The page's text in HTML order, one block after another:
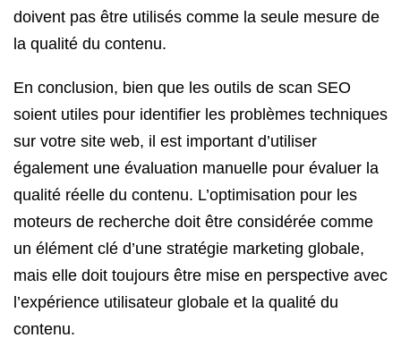
doivent pas être utilisés comme la seule mesure de
la qualité du contenu.
En conclusion, bien que les outils de scan SEO
soient utiles pour identifier les problèmes techniques
sur votre site web, il est important d’utiliser
également une évaluation manuelle pour évaluer la
qualité réelle du contenu. L’optimisation pour les
moteurs de recherche doit être considérée comme
un élément clé d’une stratégie marketing globale,
mais elle doit toujours être mise en perspective avec
l’expérience utilisateur globale et la qualité du
contenu.